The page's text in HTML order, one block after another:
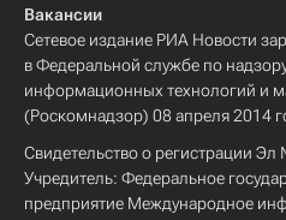
Вакансии
Сетевое издание РИА Новости
в Федеральной службе по
информационных технологий и
(Роскомнадзор) 08 апреля 2014
Свидетельство о регистрации
Учредитель: Федеральное
предприятие Международное